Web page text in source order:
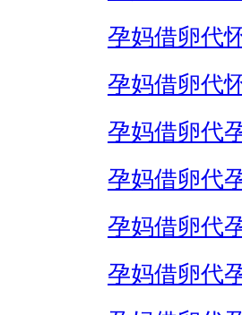
孕妈借卵代
孕妈借卵代
孕妈借卵代
孕妈借卵代
孕妈借卵代
孕妈借卵代